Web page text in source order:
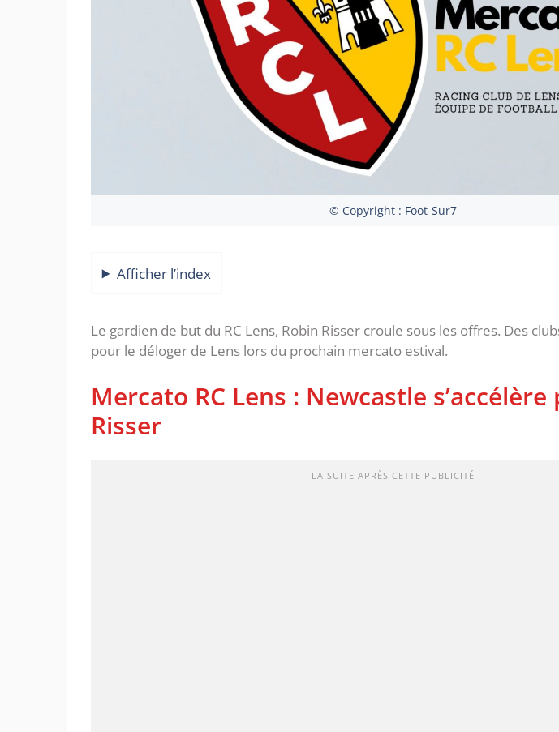
© Copyright : Foot-Sur7
Afficher l’index
Le gardien de but du RC Lens, Robin Risser croule sous les offres. Des
pour le déloger de Lens lors du prochain mercato estival.
Mercato RC Lens : Newcastle
Risser
LA SUITE APRÈS CETTE PUBLICITÉ